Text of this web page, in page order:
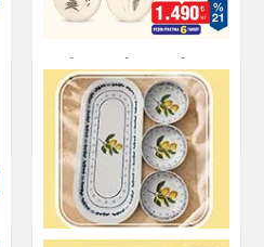
Altın Rimli Porselen
Pasta Tabağı 20 cm
Mutfak Ürünleri